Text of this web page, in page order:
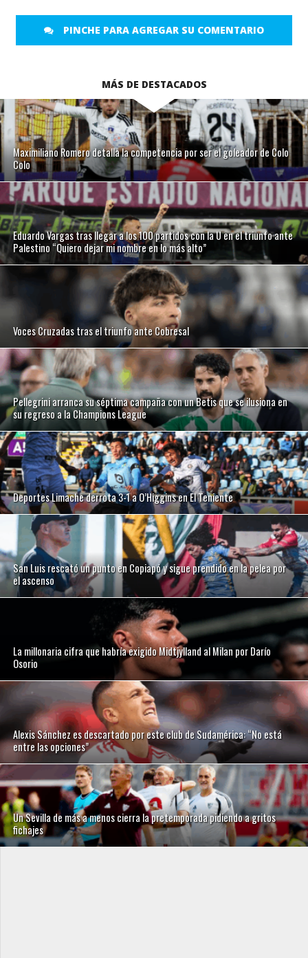
PINCHE PARA AGREGAR SU COMENTARIO
MÁS DE DESTACADOS
Maximiliano Romero detalla la competencia por ser el goleador de Colo
Colo
Eduardo Vargas tras llegar a los 100 partidos con la U en el triunfo ante
Palestino “Quiero dejar mi nombre en lo más alto”
Voces Cruzadas tras el triunfo ante Cobresal
Pellegrini arranca su séptima campaña con un Betis que se ilusiona en
su regreso a la Champions League
Deportes Limache derrota 3-1 a O’Higgins en El Teniente
San Luis rescató un punto en Copiapó y sigue prendido en la pelea por
el ascenso
La millonaria cifra que habría exigido Midtjylland al Milan por Darío
Osorio
Alexis Sánchez es descartado por este club de Sudamérica: “No está
entre las opciones”
Un Sevilla de más a menos cierra la pretemporada pidiendo a gritos
fichajes